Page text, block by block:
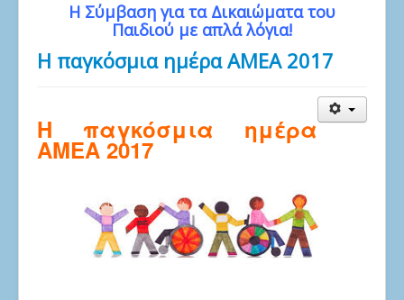
Η Σύμβαση για τα Δικαιώματα του
Παιδιού με απλά λόγια!
Η παγκόσμια ημέρα ΑΜΕΑ 2017
Η παγκόσμια ημέρα
ΑΜΕΑ 2017